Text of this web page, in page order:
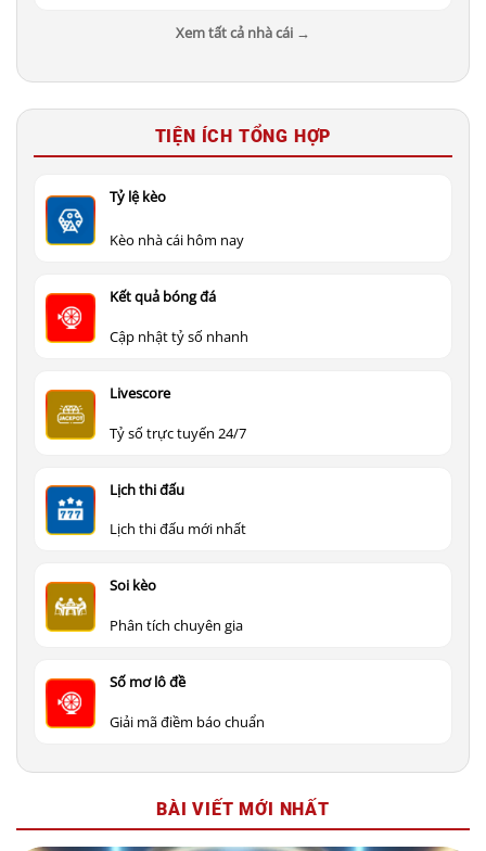
Xem tất cả nhà cái →
TIỆN ÍCH TỔNG HỢP
Tỷ lệ kèo
Kèo nhà cái hôm nay
Kết quả bóng đá
Cập nhật tỷ số nhanh
Livescore
Tỷ số trực tuyến 24/7
Lịch thi đấu
Lịch thi đấu mới nhất
Soi kèo
Phân tích chuyên gia
Số mơ lô đề
Giải mã điềm báo chuẩn
BÀI VIẾT MỚI NHẤT